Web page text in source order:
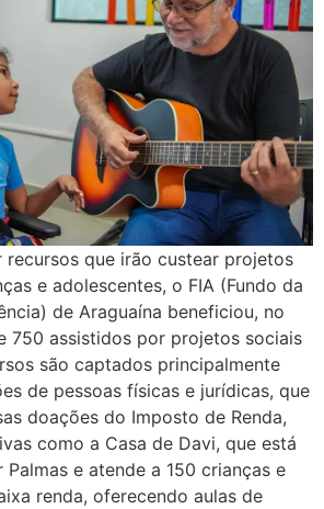
recursos que irão custear projetos
e adolescentes, o FIA (Fundo da
de Araguaína beneficiou, no
750 assistidos por projetos sociais
são captados principalmente
de pessoas físicas e jurídicas, que
doações do Imposto de Renda,
como a Casa de Davi, que está
e atende a 150 crianças e
renda, oferecendo aulas de